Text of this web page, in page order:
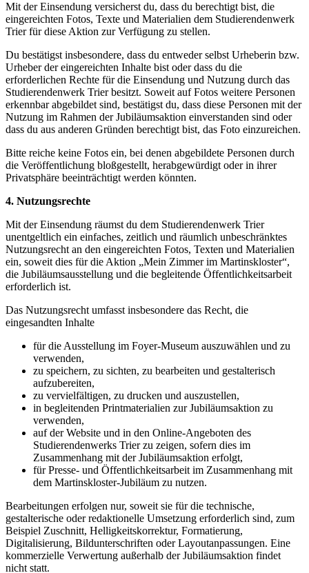
Mit der Einsendung versicherst du, dass du berechtigt bist, die
eingereichten Fotos, Texte und Materialien dem Studierendenwerk
Trier für diese Aktion zur Verfügung zu stellen.
Du bestätigst insbesondere, dass du entweder selbst Urheberin bzw.
Urheber der eingereichten Inhalte bist oder dass du die
erforderlichen Rechte für die Einsendung und Nutzung durch das
Studierendenwerk Trier besitzt. Soweit auf Fotos weitere Personen
erkennbar abgebildet sind, bestätigst du, dass diese Personen mit der
Nutzung im Rahmen der Jubiläumsaktion einverstanden sind oder
dass du aus anderen Gründen berechtigt bist, das Foto einzureichen.
Bitte reiche keine Fotos ein, bei denen abgebildete Personen durch
die Veröffentlichung bloßgestellt, herabgewürdigt oder in ihrer
Privatsphäre beeinträchtigt werden könnten.
4. Nutzungsrechte
Mit der Einsendung räumst du dem Studierendenwerk Trier
unentgeltlich ein einfaches, zeitlich und räumlich unbeschränktes
Nutzungsrecht an den eingereichten Fotos, Texten und Materialien
ein, soweit dies für die Aktion „Mein Zimmer im Martinskloster“,
die Jubiläumsausstellung und die begleitende Öffentlichkeitsarbeit
erforderlich ist.
Das Nutzungsrecht umfasst insbesondere das Recht, die
eingesandten Inhalte
für die Ausstellung im Foyer-Museum auszuwählen und zu
verwenden,
zu speichern, zu sichten, zu bearbeiten und gestalterisch
aufzubereiten,
zu vervielfältigen, zu drucken und auszustellen,
in begleitenden Printmaterialien zur Jubiläumsaktion zu
verwenden,
auf der Website und in den Online-Angeboten des
Studierendenwerks Trier zu zeigen, sofern dies im
Zusammenhang mit der Jubiläumsaktion erfolgt,
für Presse- und Öffentlichkeitsarbeit im Zusammenhang mit
dem Martinskloster-Jubiläum zu nutzen.
Bearbeitungen erfolgen nur, soweit sie für die technische,
gestalterische oder redaktionelle Umsetzung erforderlich sind, zum
Beispiel Zuschnitt, Helligkeitskorrektur, Formatierung,
Digitalisierung, Bildunterschriften oder Layoutanpassungen. Eine
kommerzielle Verwertung außerhalb der Jubiläumsaktion findet
nicht statt.